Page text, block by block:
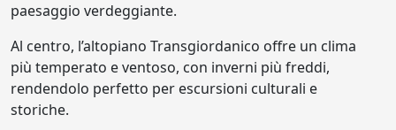
paesaggio verdeggiante.
Al centro, l’altopiano Transgiordanico offre un clima
più temperato e ventoso, con inverni più freddi,
rendendolo perfetto per escursioni culturali e
storiche.